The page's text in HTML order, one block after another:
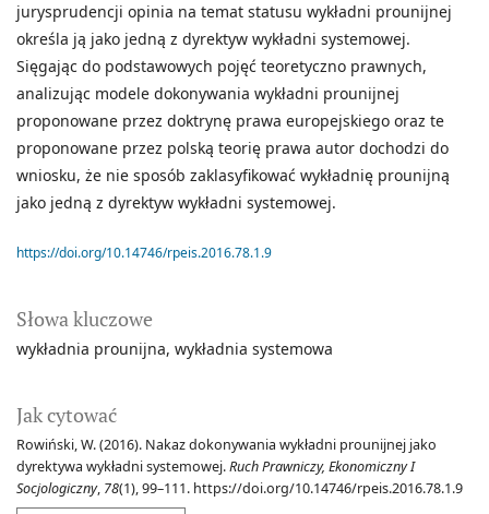
Słowa kluczowe
wykładnia prounijna wykładnia systemowa
Jak cytować
Rowiński, W. (2016). Nakaz dokonywania wykładni prounijnej jako
dyrektywa wykładni systemowej.Ruch Prawniczy, Ekonomiczny I
Socjologiczny, 78(1), 99–111. https://doi.org/10.14746/rpeis.2016.78.1.9
jurysprudencji opinia na temat statusu wykładni prounijnej
określa ją jako jedną z dyrektyw wykładni systemowej.
Sięgając do podstawowych pojęć teoretyczno prawnych,
analizując modele dokonywania wykładni prounijnej
proponowane przez doktrynę prawa europejskiego oraz te
proponowane przez polską teorię prawa autor dochodzi do
wniosku, że nie sposób zaklasyfikować wykładnię prounijną
jako jedną z dyrektyw wykładni systemowej.
https://doi.org/10.14746/rpeis.2016.78.1.9